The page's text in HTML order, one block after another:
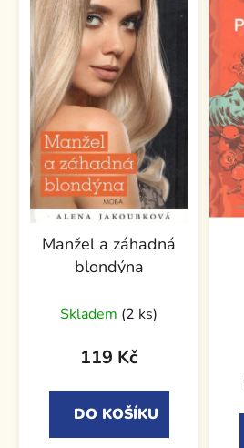
Manžel a záhadná
blondýna
Skladem (2 ks)
119 Kč
DO KOŠÍKU